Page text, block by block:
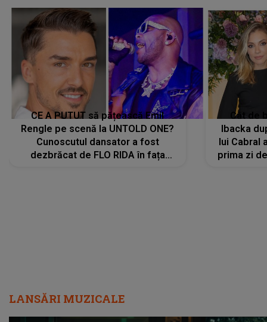
CE A PUTUT să pățească Emil
Rengle pe scenă la UNTOLD ONE?
Cunoscutul dansator a fost
dezbrăcat de FLO RIDA în fața
tuturor: „Mi-a dat hainele lui. Ce s-a
întâmplat mai exact...”
Ibacka
lui Cabral
prima zi
Când IUBIREA îți dă lumea peste
Când